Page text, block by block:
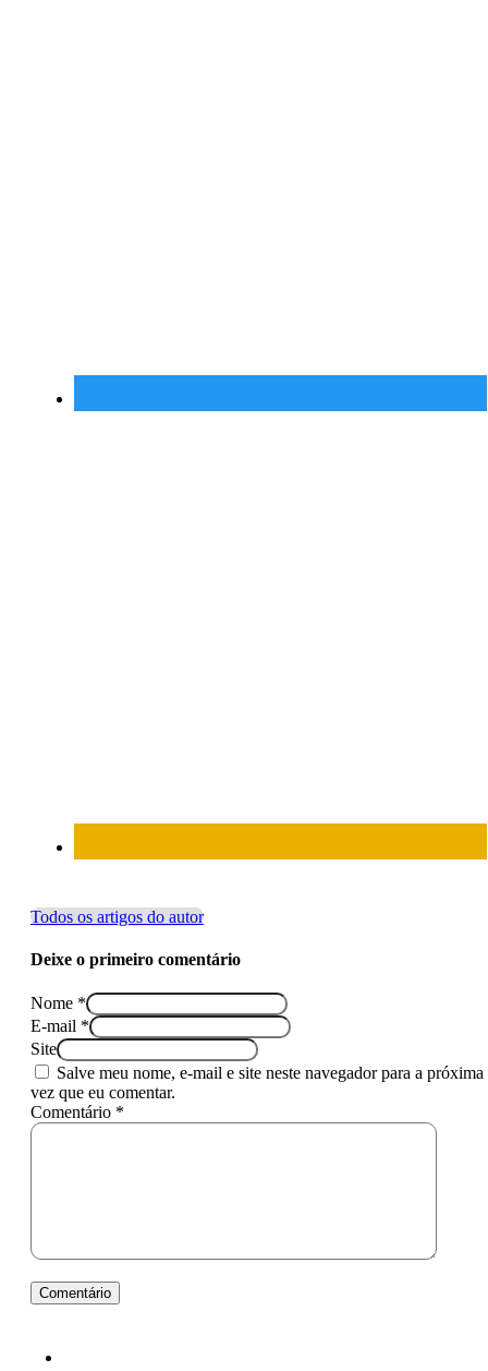
Todos os artigos do autor
Deixe o primeiro comentário
Nome *
E-mail *
Site
Salve meu nome, e-mail e site neste navegador para a próxima
vez que eu comentar.
Comentário *